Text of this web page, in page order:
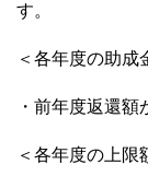
す。
＜各年度の助成
・前年度返還
＜各年度の上限